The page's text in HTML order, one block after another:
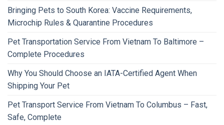
Bringing Pets to South Korea: Vaccine Requirements,
Microchip Rules & Quarantine Procedures
Pet Transportation Service From Vietnam To Baltimore –
Complete Procedures
Why You Should Choose an IATA-Certified Agent When
Shipping Your Pet
Pet Transport Service From Vietnam To Columbus – Fast,
Safe, Complete